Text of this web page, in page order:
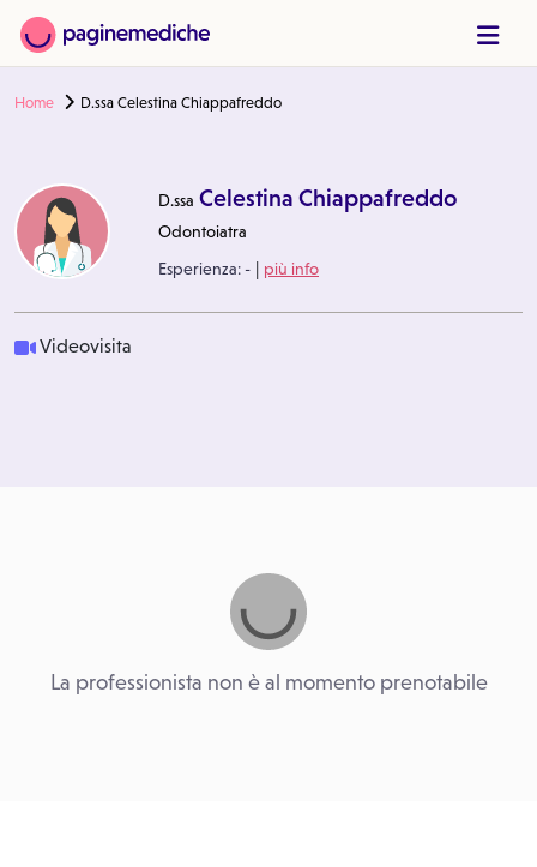
Home D.ssa Celestina Chiappafreddo
D.ssa Celestina Chiappafreddo
Odontoiatra
Esperienza:- | più info
Videovisita
La professionista non è al momento prenotabile